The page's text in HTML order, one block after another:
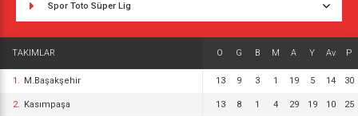
Spor Toto Süper Lig
TAKIMLAR O G B M A Y Av P
1. M.Başakşehir 13 9 3 1 19 5 14 30
2. Kasımpaşa 13 8 1 4 29 19 10 25